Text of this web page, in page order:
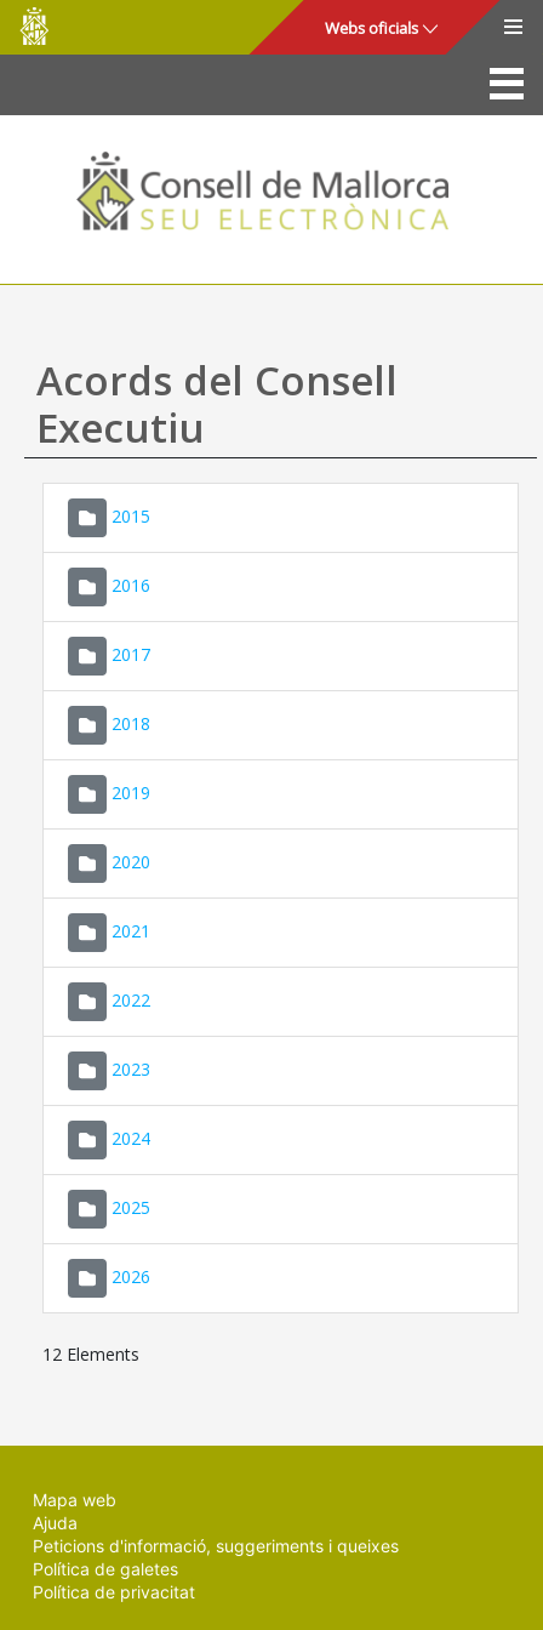
Salta al contingut principal
Consell
de
Mallorca
Webs oficials
La Seu
Consell de Mallorca
Accés i seguretat
Utilitats
Ajuda
Acords del Consell
Executiu
2015
2016
2017
2018
2019
2020
2021
2022
2023
2024
2025
2026
12 Elements
Mapa web
Ajuda
Peticions d'informació, suggeriments i queixes
Política de galetes
Política de privacitat